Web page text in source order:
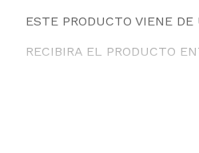
ESTE PRODUCTO VIENE
RECIBIRA EL PRODUCTO